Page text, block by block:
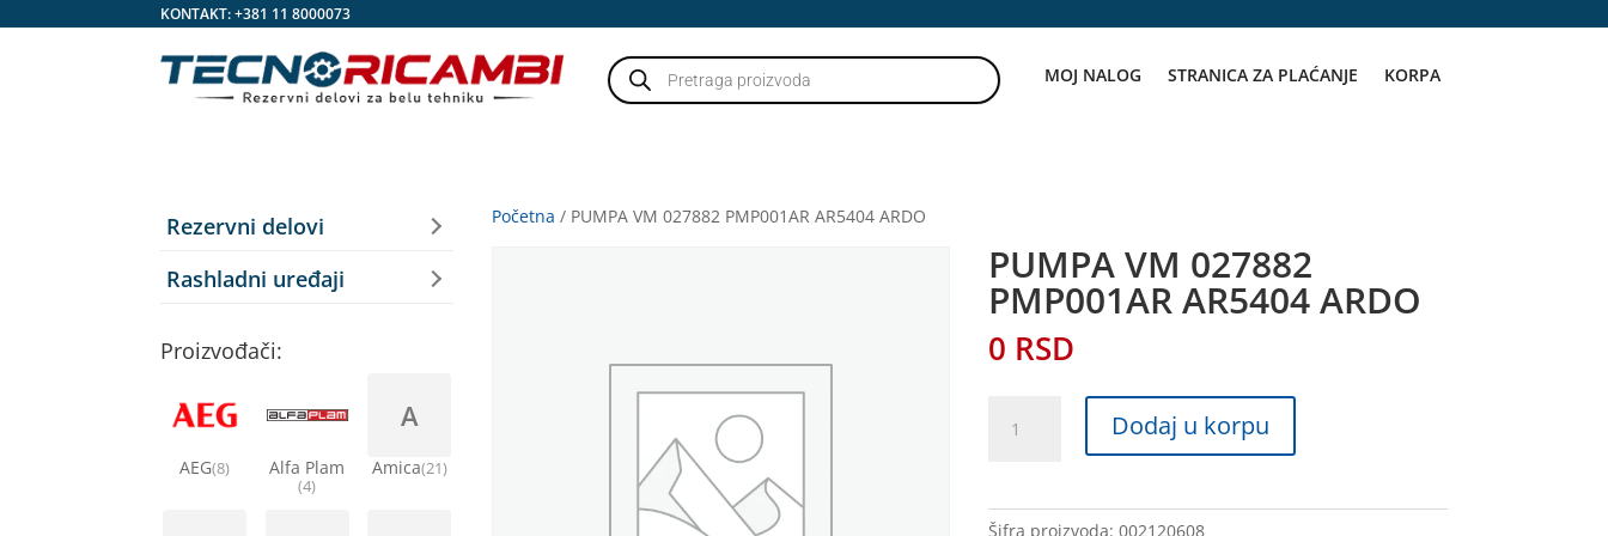
KONTAKT:+381 11 8000073
Products
search MOJ NALOG STRANICA ZA PLAĆANJE KORPA
Početna / PUMPA VM 027882 PMP001AR AR5404 ARDO
PUMPA VM 027882
PMP001AR AR5404 ARDO
0 RSD
AR5404
Dodaj u korpu
Šifra proizvoda:002120608
Rezervni delovi
Rashladni uređaji
Proizvođači:
AEG(8) Alfa Plam
(4)
A
Amica(21)